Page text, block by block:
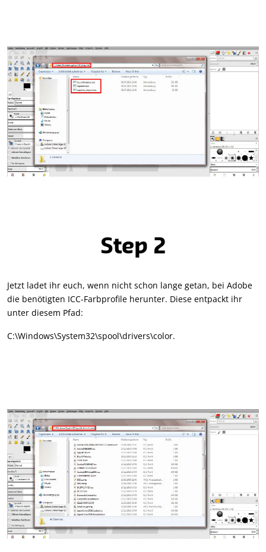
Step 2
Jetzt ladet ihr euch, wenn nicht schon lange getan, bei Adobe
die benötigten ICC-Farbprofile herunter. Diese entpackt ihr
unter diesem Pfad:
C:\Windows\System32\spool\drivers\color.